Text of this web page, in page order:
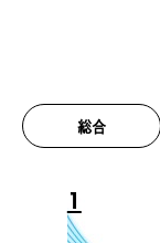
総合
1